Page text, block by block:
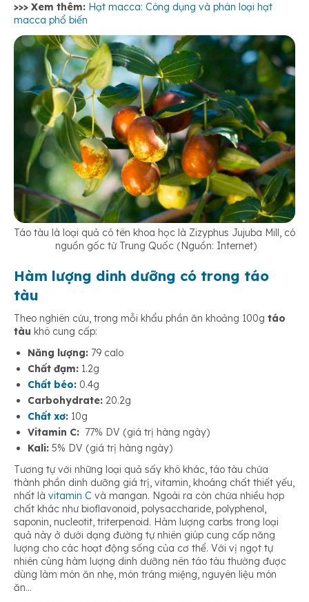
>>> Xem thêm: Hạt macca: Công dụng và phân loại hạt
macca phổ biến
Táo tàu là loại quả có tên khoa học là Zizyphus Jujuba Mill, có
nguồn gốc từ Trung Quốc (Nguồn: Internet)
Hàm lượng dinh dưỡng có trong táo
tàu
Theo nghiên cứu, trong mỗi khẩu phần ăn khoảng 100g táo
tàu khô cung cấp:
Năng lượng: 79 calo
Chất đạm: 1.2g
Chất béo: 0.4g
Carbohydrate: 20.2g
Chất xơ: 10g
Vitamin C: 77% DV (giá trị hàng ngày)
Kali: 5% DV (giá trị hàng ngày)
Tương tự với những loại quả sấy khô khác, táo tàu chứa
thành phần dinh dưỡng giá trị, vitamin, khoáng chất thiết yếu,
nhất là vitamin C và mangan. Ngoài ra còn chứa nhiều hợp
chất khác như bioflavonoid, polysaccharide, polyphenol,
saponin, nucleotit, triterpenoid. Hàm lượng carbs trong loại
quả này ở dưới dạng đường tự nhiên giúp cung cấp năng
lượng cho các hoạt động sống của cơ thể. Với vị ngọt tự
nhiên cùng hàm lượng dinh dưỡng nên táo tàu thường được
dùng làm món ăn nhẹ, món tráng miệng, nguyên liệu món
ăn…